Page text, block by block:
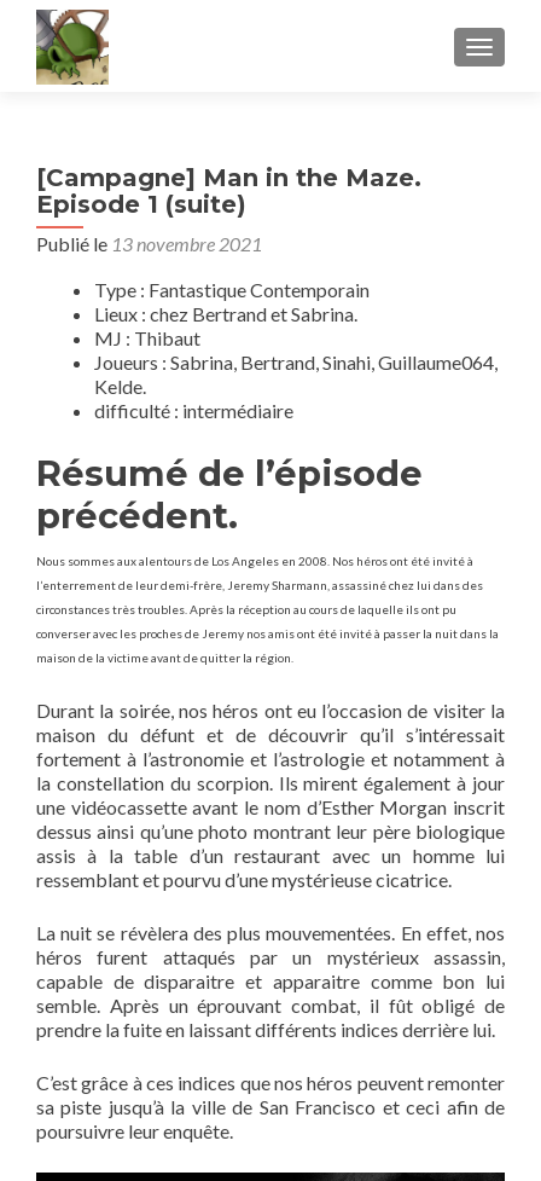
[Campagne] Man in the Maze.
Episode 1 (suite)
Publié le 13 novembre 2021
Type : Fantastique Contemporain
Lieux : chez Bertrand et Sabrina.
MJ : Thibaut
Joueurs : Sabrina, Bertrand, Sinahi, Guillaume064,
Kelde.
difficulté : intermédiaire
Résumé de l’épisode
précédent.
Nous sommes aux alentours de Los Angeles en 2008. Nos héros ont été invité à
l’enterrement de leur demi-frère, Jeremy Sharmann, assassiné chez lui dans des
circonstances très troubles. Après la réception au cours de laquelle ils ont pu
converser avec les proches de Jeremy nos amis ont été invité à passer la nuit dans la
maison de la victime avant de quitter la région.
Durant la soirée, nos héros ont eu l’occasion de visiter la
maison du défunt et de découvrir qu’il s’intéressait
fortement à l’astronomie et l’astrologie et notamment à
la constellation du scorpion. Ils mirent également à jour
une vidéocassette avant le nom d’Esther Morgan inscrit
dessus ainsi qu’une photo montrant leur père biologique
assis à la table d’un restaurant avec un homme lui
ressemblant et pourvu d’une mystérieuse cicatrice.
La nuit se révèlera des plus mouvementées. En effet, nos
héros furent attaqués par un mystérieux assassin,
capable de disparaitre et apparaitre comme bon lui
semble. Après un éprouvant combat, il fût obligé de
prendre la fuite en laissant différents indices derrière lui.
C’est grâce à ces indices que nos héros peuvent remonter
sa piste jusqu’à la ville de San Francisco et ceci afin de
poursuivre leur enquête.